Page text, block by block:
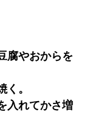
腐やおからを
く。
入れてかさ増